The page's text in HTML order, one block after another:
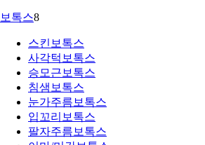
보톡스8
스킨보톡스
사각턱보톡스
승모근보톡스
침샘보톡스
눈가주름보톡스
입꼬리보톡스
팔자주름보톡스